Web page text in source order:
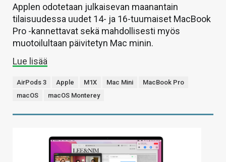
Applen odotetaan julkaisevan maanantain
tilaisuudessa uudet 14- ja 16-tuumaiset MacBook
Pro -kannettavat sekä mahdollisesti myös
muotoilultaan päivitetyn Mac minin.
Lue lisää
AirPods 3 Apple M1X Mac Mini
MacBook Pro
macOS
macOS Monterey